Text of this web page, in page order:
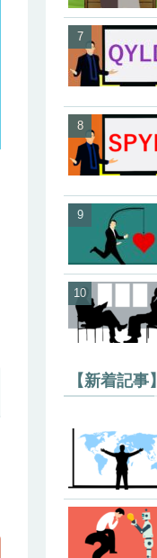
【新着記事】